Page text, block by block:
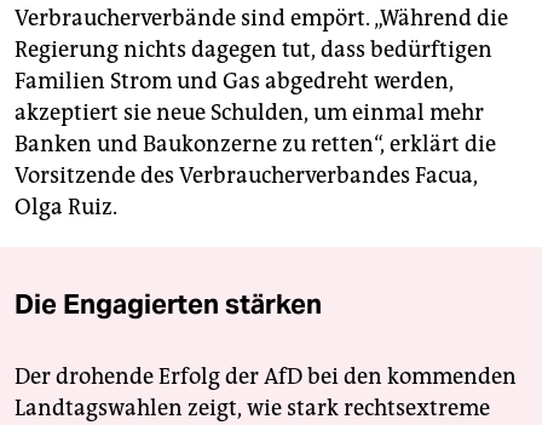
Verbraucherverbände sind empört. „Während die
Regierung nichts dagegen tut, dass bedürftigen
Familien Strom und Gas abgedreht werden,
akzeptiert sie neue Schulden, um einmal mehr
Banken und Baukonzerne zu retten“, erklärt die
Vorsitzende des Verbraucherverbandes Facua,
Olga Ruiz.
Die Engagierten stärken
Der drohende Erfolg der AfD bei den kommenden
Landtagswahlen zeigt, wie stark rechtsextreme